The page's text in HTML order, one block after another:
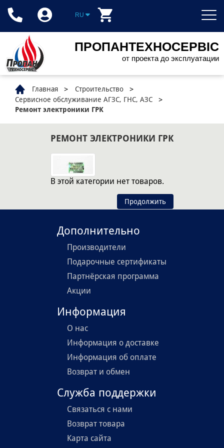
ПРОПАНТЕХНОСЕРВІС
от проекта до эксплуатации
RU
Главная
Строительство
Сервисное обслуживание АГЗС, ГНС, АЗС
Ремонт электроники ГРК
РЕМОНТ ЭЛЕКТРОНИКИ ГРК
В этой категории нет товаров.
Продолжить
Дополнительно
Производители
Подарочные сертификаты
Партнёрская программа
Акции
Информация
О нас
Информация о доставке
Информация об оплате
Возврат и обмен
Служба поддержки
Связаться с нами
Возврат товара
Карта сайта